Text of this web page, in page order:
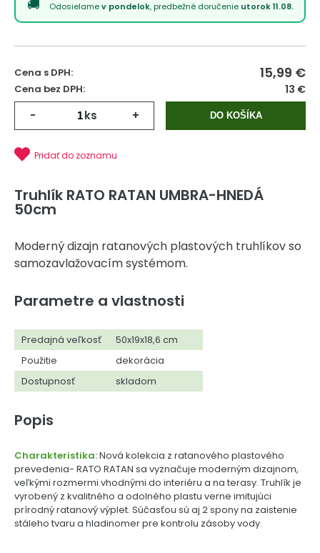
Odosielamev pondelok, predbežné doručenie utorok 11.08.
Cena s DPH: 15,99 €
Cena bez DPH: 13 €
- ks + DO KOŠÍKA
Pridať do zoznamu
Truhlík RATO RATAN UMBRA-HNEDÁ
50cm
Moderný dizajn ratanových plastových truhlíkov so
samozavlažovacím systémom.
Parametre a vlastnosti
Predajná veľkosť
50x19x18,6 cm
Použitie
dekorácia
Dostupnosť
skladom
Popis
Charakteristika:Nová kolekcia z ratanového plastového
prevedenia- RATO RATAN sa vyznačuje moderným dizajnom,
veľkými rozmermi vhodnými do interiéru a na terasy. Truhlík je
vyrobený z kvalitného a odolného plastu verne imitujúci
prírodný ratanový výplet. Súčasťou sú aj 2 spony na zaistenie
stáleho tvaru a hladinomer pre kontrolu zásoby vody.